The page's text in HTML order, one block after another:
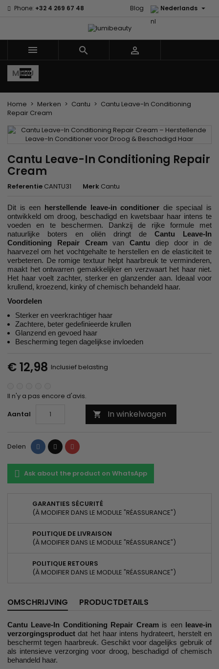
Phone: +32 4 269 67 48 Nederlands 
Blog
  
MENU
Home Merken Cantu
Cantu Leave-In Conditioning
Repair Cream
Cantu Leave-In Conditioning Repair
Cream
Referentie CANTU31 Merk Cantu
Dit is een herstellende leave-in conditioner die speciaal is
ontwikkeld om droog, beschadigd en kwetsbaar haar intens te
voeden en te beschermen. Dankzij de rijke formule met
natuurlijke boters en oliën dringt de Cantu Leave-In
Conditioning Repair Creamvan Cantu diep door in de
haarvezel om het vochtgehalte te herstellen en de elasticiteit te
verbeteren. De romige textuur helpt haarbreuk te verminderen,
maakt het ontwarren gemakkelijker en verzwaart het haar niet.
Het haar voelt zachter, sterker en glanzender aan. Ideaal voor
krullend, kroezend, kinky of chemisch behandeld haar.
Voordelen
Sterker en veerkrachtiger haar
Zachtere, beter gedefinieerde krullen
Glanzend en gevoed haar
Bescherming tegen dagelijkse invloeden
€ 12,98 Inclusief belasting
Il n'y a pas encore d'avis.
Aantal
 In winkelwagen
Delen Delen Tweet Pinterest
Ask about the product on WhatsApp
GARANTIES SÉCURITÉ
(À MODIFIER DANS LE MODULE "RÉASSURANCE")
POLITIQUE DE LIVRAISON
(À MODIFIER DANS LE MODULE "RÉASSURANCE")
POLITIQUE RETOURS
(À MODIFIER DANS LE MODULE "RÉASSURANCE")
OMSCHRIJVING PRODUCTDETAILS
Cantu Leave-In Conditioning Repair Creamis een leave-in
verzorgingsproduct dat het haar intens hydrateert, herstelt en
beschermt tegen haarbreuk. Geschikt voor dagelijks gebruik of
als intensieve verzorging voor droog, beschadigd of chemisch
behandeld haar.